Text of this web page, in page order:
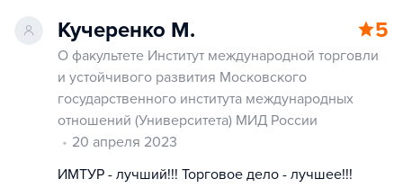
Кучеренко М. 5
О факультете Институт международной торговли
и устойчивого развития Московского
государственного института международных
отношений (Университета) МИД России
20 апреля 2023
ИМТУР - лучший!!! Торговое дело - лучшее!!!